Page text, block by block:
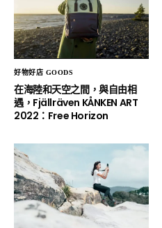
好物好店 GOODS
在海陸和天空之間，與自由相
遇，Fjällräven KÅNKEN ART
2022：Free Horizon